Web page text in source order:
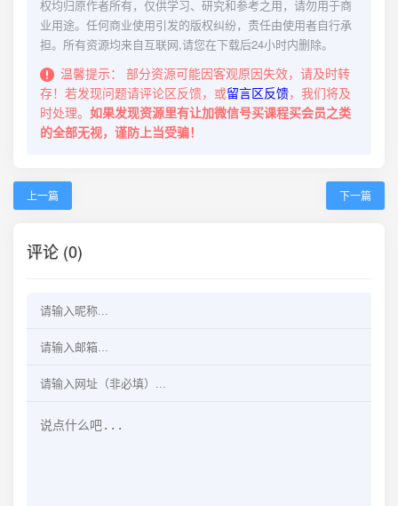
权均归原作者所有，仅供学习、研究和参考之用，请勿用于商
业用途。任何商业使用引发的版权纠纷，责任由使用者自行承
担。所有资源均来自互联网,请您在下载后24小时内删除。
温馨提示：
部分资源可能因客观原因失效，请及时转
存！若发现问题请评论区反馈，或留言区反馈，我们将及
时处理。 如果发现资源里有让加微信号买课程买会员之类
的全部无视，谨防上当受骗！
上一篇 下一篇
评论 (0)